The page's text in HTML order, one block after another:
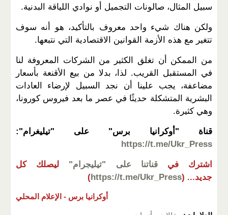
سبيل المثال، صالونات التجميل أو نوادي اللياقة البدنية.
ولكن هناك شيء واحد معروف بالتأكيد، هو أنه سوف
تتغير مع هذه الأزمة القوانين الاقتصادية التي نتبعها.
من الممكن أن تغلق الكثير من الشركات المعروفة لنا
في المستقبل القريب. لذا، بدلا من بيع الأقنعة بأسعار
مضاعفة، يجب علينا أن نجد السبيل لإرضاء العادات
البشرية المتشكلة حديثًا في عصر ما بعد فيروس كورونا،
وهي كثيرة.
قناة "أوكرانيا برس" على "تيليغرام":
https://t.me/Ukr_Press
اشترك في قناتنا على "تيليجرام"
ليصلك كل
جديد... (
https://t.me/Ukr_Press
)
أوكرانيا برس - الإعلام المحلي